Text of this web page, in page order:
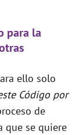
para la
ello solo
Código por
de
que se quiere